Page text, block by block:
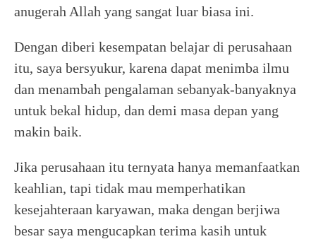
anugerah Allah yang sangat luar biasa ini.
Dengan diberi kesempatan belajar di perusahaan
itu, saya bersyukur, karena dapat menimba ilmu
dan menambah pengalaman sebanyak-banyaknya
untuk bekal hidup, dan demi masa depan yang
makin baik.
Jika perusahaan itu ternyata hanya memanfaatkan
keahlian, tapi tidak mau memperhatikan
kesejahteraan karyawan, maka dengan berjiwa
besar saya mengucapkan terima kasih untuk